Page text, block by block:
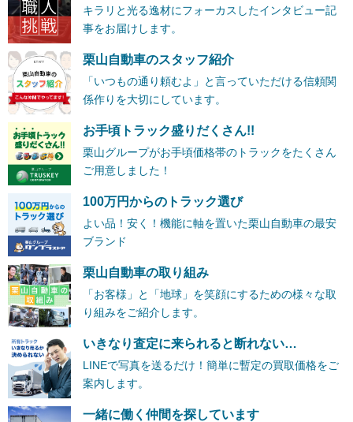
キラリと光る逸材にフォーカスしたインタビュー記
事をお届けします。
栗山自動車のスタッフ紹介
「いつもの通り頼むよ」と言っていただける信頼関
係作りを大切にしています。
お手頃トラック盛りだくさん!!
栗山グループがお手頃価格帯のトラックをたくさん
ご用意しました！
100万円からのトラック選び
よい品！安く！機能に軸を置いた栗山自動車の最安
ブランド
栗山自動車の取り組み
「お客様」と「地球」を笑顔にするための様々な取
り組みをご紹介します。
いきなり査定に来られると断れない…
LINEで写真を送るだけ！簡単に暫定の買取価格をご
案内します。
一緒に働く仲間を探しています